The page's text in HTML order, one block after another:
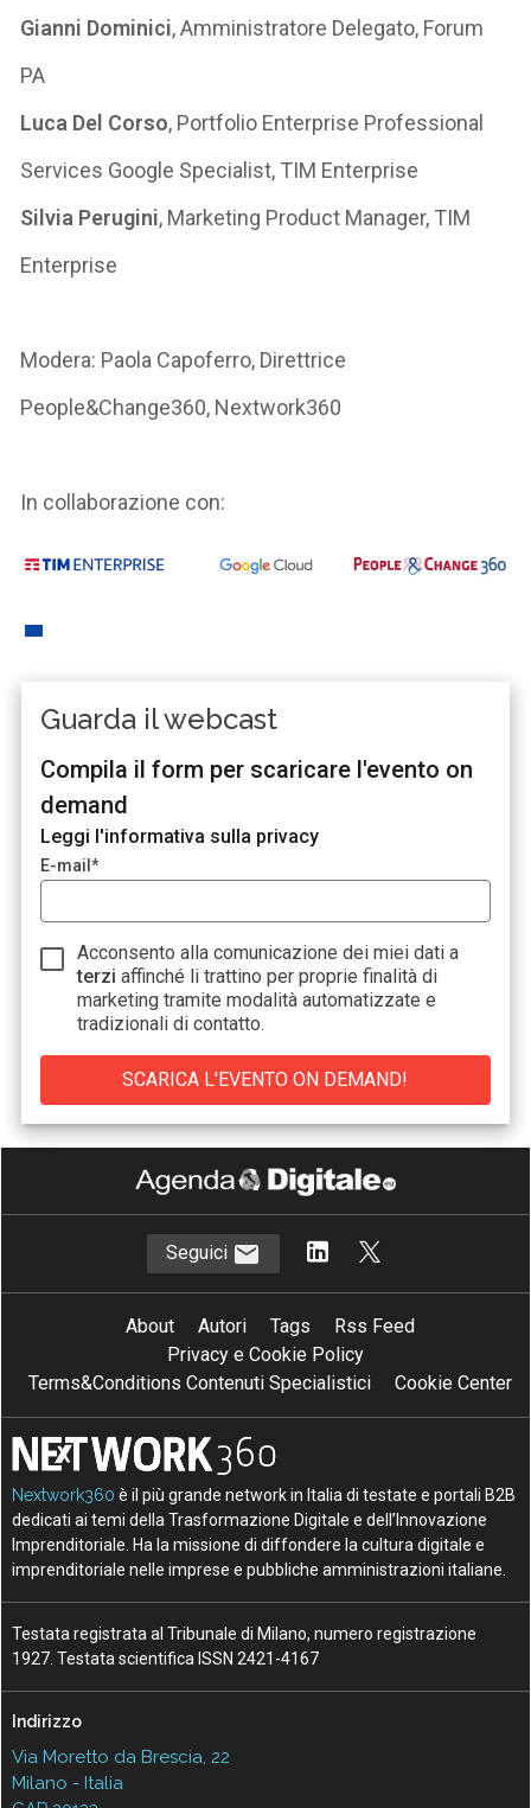
Gianni Dominici, Amministratore Delegato, Forum
PA
Luca Del Corso, Portfolio Enterprise Professional
Services Google Specialist, TIM Enterprise
Silvia Perugini, Marketing Product Manager, TIM
Enterprise
Modera: Paola Capoferro, Direttrice
People&Change360, Nextwork360
In collaborazione con:
Guarda il webcast
Compila il form per scaricare l'evento on
demand
Leggi l'informativa sulla privacy
E-mail*
Acconsento alla comunicazione dei miei dati a
terzi affinché li trattino per proprie finalità di
marketing tramite modalità automatizzate e
tradizionali di contatto.
Seguici
About Autori Tags
Rss Feed
Privacy e Cookie Policy
Terms&Conditions Contenuti Specialistici
Cookie Center
Nextwork360 è il più grande network in Italia di testate e portali B2B
dedicati ai temi della Trasformazione Digitale e dell’Innovazione
Imprenditoriale. Ha la missione di diffondere la cultura digitale e
imprenditoriale nelle imprese e pubbliche amministrazioni italiane.
Testata registrata al Tribunale di Milano, numero registrazione
1927. Testata scientifica ISSN 2421-4167
Indirizzo
Via Moretto da Brescia, 22
Milano - Italia